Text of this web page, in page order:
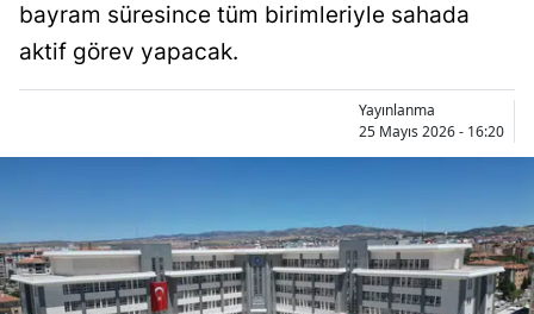
Bilecik
Bitlis
Burdur
Bursa
bayram süresince tüm birimleriyle sahada
aktif görev yapacak.
Yayınlanma
25 Mayıs 2026 - 16:20